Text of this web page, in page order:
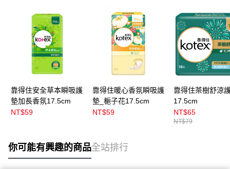
靠得住安全草本瞬吸護
墊加長香氛17.5cm
NT$59
靠得住暖心香氛瞬吸護
墊_梔子花17.5cm
NT$59
靠得住茶樹舒涼
17.5cm
NT$65
NT$79
你可能有興趣的商品全站排行